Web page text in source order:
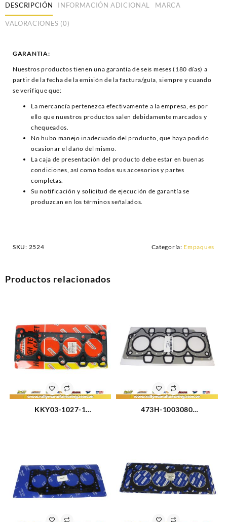
DESCRIPCIÓN INFORMACIÓN ADICIONAL MARCA
VALORACIONES (0)
GARANTIA:
Nuestros productos tienen una garantía de seis meses (180 días) a
partir de la fecha de la emisión de la factura/guía, siempre y cuando
se verifique que:
La mercancía pertenezca efectivamente a la empresa, es por
ello que nuestros productos salen debidamente marcados y
chequeados.
No hubo manejo inadecuado del producto, que haya podido
ocasionar el daño del mismo.
La caja de presentación del producto debe estar en buenas
condiciones, así como todos sus accesorios y partes
completas.
Su notificación y solicitud de ejecución de garantía se
produzcan en los términos señalados.
SKU: 2524 Categoría: Empaques
Productos relacionados
KKY03-1027-1
473H-1003080